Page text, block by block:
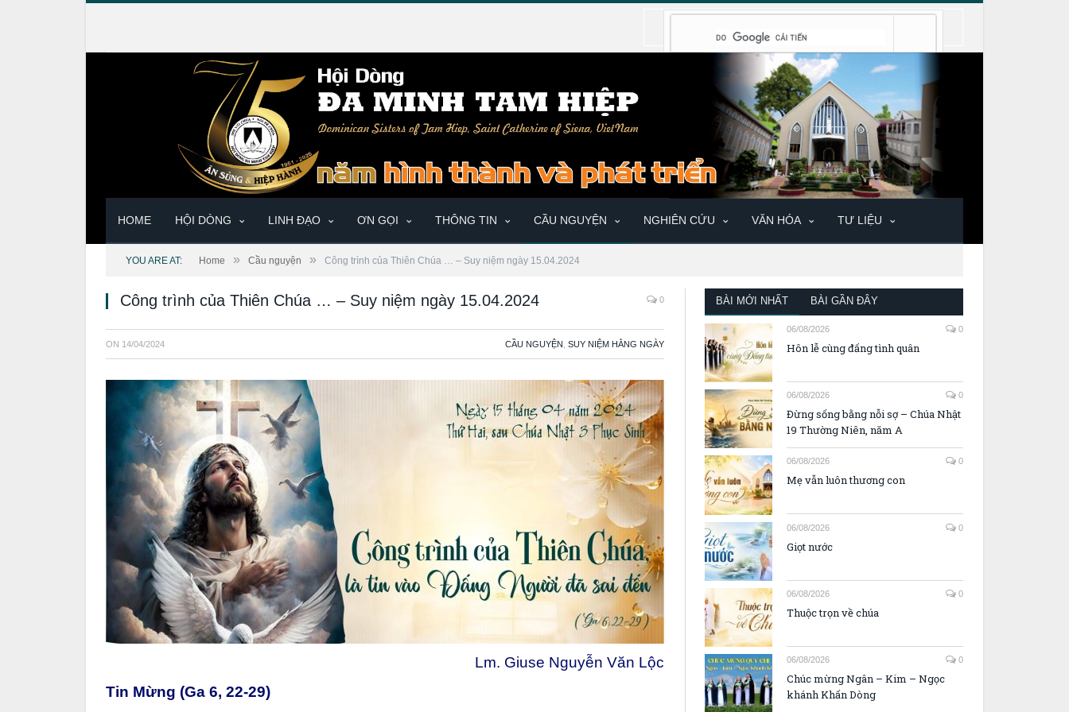
HOME HỘI DÒNG LINH ĐẠO ƠN GỌI THÔNG TIN CẦU NGUYỆN NGHIÊN CỨU VĂN HÓA TƯ LIỆU
YOU ARE AT: Home » Cầu nguyện » Công trình của Thiên Chúa … – Suy niệm ngày 15.04.2024
Công trình của Thiên Chúa … – Suy niệm ngày 15.04.2024 0
ON 14/04/2024 CẦU NGUYỆN SUY NIỆM HẰNG NGÀY
Lm. Giuse Nguyễn Văn Lộc
Tin Mừng (Ga 6, 22-29)
BÀI MỚI NHẤT BÀI GẦN ĐÂY
06/08/2026 0
Hôn lễ cùng đấng tình quân
06/08/2026 0
Đừng sống bằng nỗi sợ – Chúa Nhật
19 Thường Niên, năm A
06/08/2026 0
Mẹ vẫn luôn thương con
06/08/2026 0
Giọt nước
06/08/2026 0
Thuộc trọn về chúa
06/08/2026 0
Chúc mừng Ngân – Kim – Ngọc
khánh Khấn Dòng